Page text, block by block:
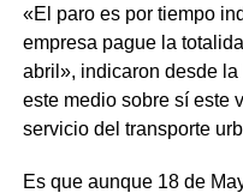
«El paro es por tiempo
empresa pague la
abril», indicaron desde
este medio sobre sí este
servicio del transporte
Es que aunque 18 de